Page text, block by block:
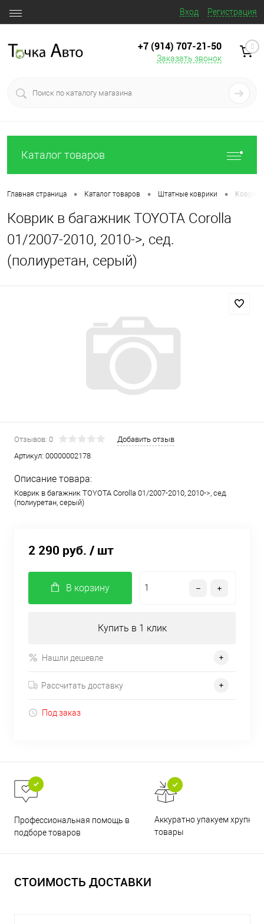
Вход Регистрация
+7 (914) 707‒21‒50
Заказать звонок
0
Каталог товаров
Главная страница • Каталог товаров • Штатные коврики • Коврик
Коврик в багажник TOYOTA Corolla
01/2007-2010, 2010->, сед.
(полиуретан, серый)
Отзывов: 0
Добавить отзыв
Артикул: 00000002178
Описание товара:
Коврик в багажник TOYOTA Corolla 01/2007-2010, 2010->, сед.
(полиуретан, серый)
2 290 руб. / шт
В корзину
Купить в 1 клик
Нашли дешевле
Рассчитать доставку
Под заказ
Профессиональная помощь в
подборе товаров
Аккуратно упакуем хрупкие
товары
СТОИМОСТЬ ДОСТАВКИ